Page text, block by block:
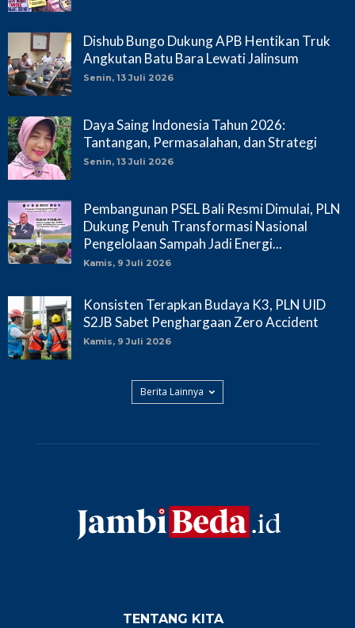
Dishub Bungo Dukung APB Hentikan Truk
Angkutan Batu Bara Lewati Jalinsum
Senin, 13 Juli 2026
Daya Saing Indonesia Tahun 2026:
Tantangan, Permasalahan, dan Strategi
Senin, 13 Juli 2026
Pembangunan PSEL Bali Resmi Dimulai, PLN
Dukung Penuh Transformasi Nasional
Pengelolaan Sampah Jadi Energi...
Kamis, 9 Juli 2026
Konsisten Terapkan Budaya K3, PLN UID
S2JB Sabet Penghargaan Zero Accident
Kamis, 9 Juli 2026
Berita Lainnya
TENTANG KITA